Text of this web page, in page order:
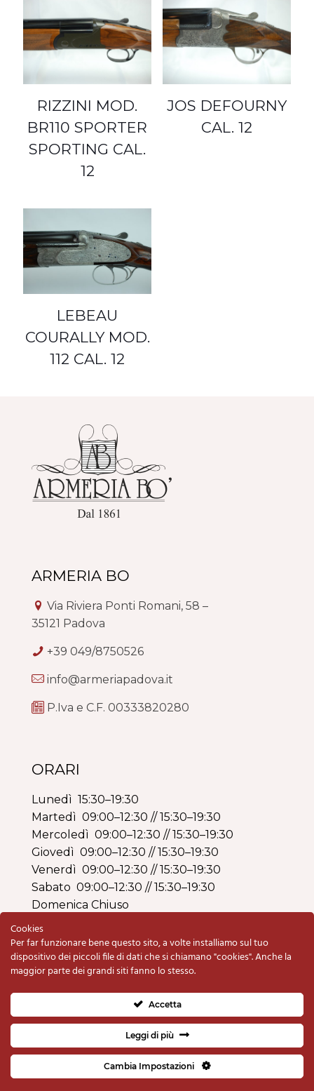
RIZZINI MOD.
BR110 SPORTER
SPORTING CAL.
12
JOS DEFOURNY
CAL. 12
LEBEAU
COURALLY MOD.
112 CAL. 12
ARMERIA BO
Via Riviera Ponti Romani, 58 –
35121 Padova
+39 049/8750526
info@armeriapadova.it
P.Iva e C.F. 00333820280
ORARI
Lunedì 15:30–19:30
Martedì 09:00–12:30 // 15:30–19:30
Mercoledì 09:00–12:30 // 15:30–19:30
Giovedì 09:00–12:30 // 15:30–19:30
Venerdì 09:00–12:30 // 15:30–19:30
Sabato 09:00–12:30 // 15:30–19:30
Domenica Chiuso
Copyright © 2020 Armeria BO di Schiavolin
Renzo & C. snc | P.IVA e C.F. 00333820280 |
Privacy PolicyeCookie Policy
Fatto con il
daStudio Quadra
Cookies
Per far funzionare bene questo sito, a volte installiamo sul tuo
dispositivo dei piccoli file di dati che si chiamano "cookies". Anche la
maggior parte dei grandi siti fanno lo stesso.
Accetta
Leggi di più
Cambia Impostazioni